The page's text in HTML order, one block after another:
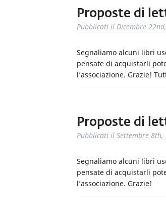
Proposte di
Pubblicati il Dicembre
Segnaliamo alcuni libri
pensate di acquistarli
l’associazione. Grazie!
Proposte di
Pubblicati il Settembre 8th,
Segnaliamo alcuni libri
pensate di acquistarli
l’associazione. Grazie!